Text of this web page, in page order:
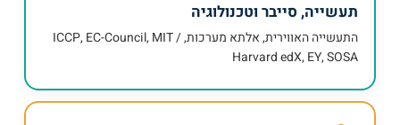
תעשייה, סייבר וטכנולוגיה
התעשייה האווירית, אלתא מערכות, ICCP, EC-Council, MIT /
Harvard edX, EY, SOSA